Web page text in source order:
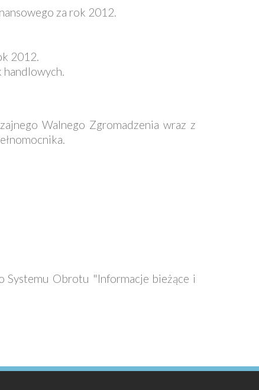
za rok 2012.
2012.
handlowych.
Walnego Zgromadzenia wraz z
Systemu Obrotu "Informacje bieżące i